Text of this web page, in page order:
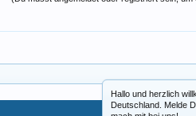
Hallo und herzlich
Deutschland. Melde